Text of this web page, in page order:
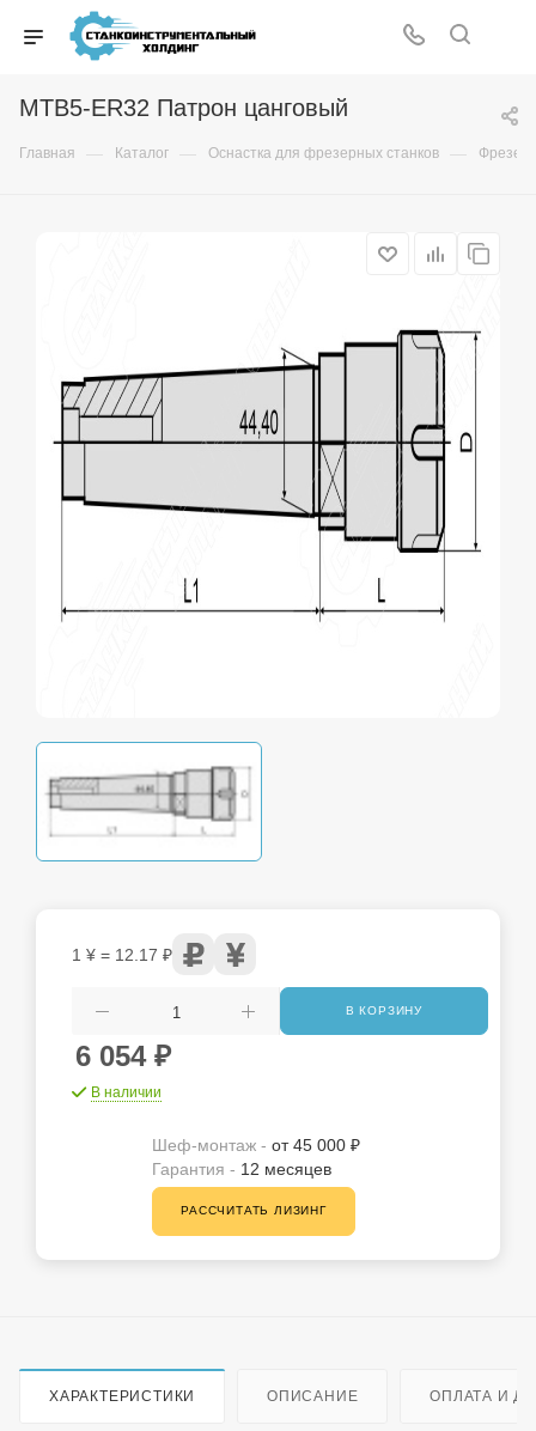
MTB5-ER32 Патрон цанговый
Главная — Каталог — Оснастка для фрезерных станков —
6 054₽
В наличии
1 ¥ = 12.17 ₽
В КОРЗИНУ
Шеф-монтаж - от 45 000 ₽
Гарантия - 12 месяцев
РАССЧИТАТЬ ЛИЗИНГ
ХАРАКТЕРИСТИКИ ОПИСАНИЕ ОПЛАТА И